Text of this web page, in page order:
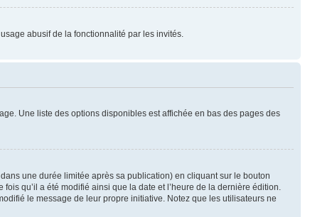
abusif de la fonctionnalité par les invités.
Une liste des options disponibles est affichée en bas des pages des
une durée limitée après sa publication) en cliquant sur le bouton
qu’il a été modifié ainsi que la date et l’heure de la dernière édition.
le message de leur propre initiative. Notez que les utilisateurs ne